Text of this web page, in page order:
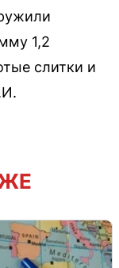
1,2
слитки и